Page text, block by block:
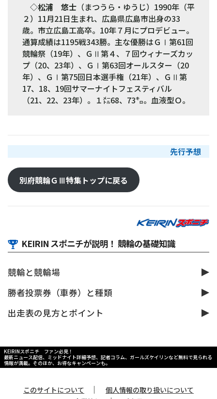
◇松浦 悠士 （まつうら・ゆうじ）1990年（平
２）11月21日生まれ、広島県広島市出身の33
歳。市立広島工高卒。10年７月にプロデビュー。
通算成績は1195戦343勝。主な優勝はＧⅠ第61回
競輪祭（19年）、ＧⅡ第４、７回ウィナーズカッ
プ（20、23年）、ＧⅠ第63回オールスター（20
年）、ＧⅠ第75回日本選手権（21年）、ＧⅡ第
17、18、19回サマーナイトフェスティバル
（21、22、23年）。１㍍68、73㌔。血液型Ｏ。
先行予想
別府競輪ＧⅢ特集トップに戻る
KEIRIN スポニチが説明！ 競輪の基礎知識
競輪と競輪場
勝者投票券（車券）と種類
出走表の見方とポイント
KEIRINスポニチ ファン必見！
最新ニュース配信、ミッドナイト詳細予想、記者コラム、ガールズケイリンなど無料で見られる
情報が満載。そのほか、お得なキャンペーンも。
このサイトについて ｜
個人情報の取り扱いについて